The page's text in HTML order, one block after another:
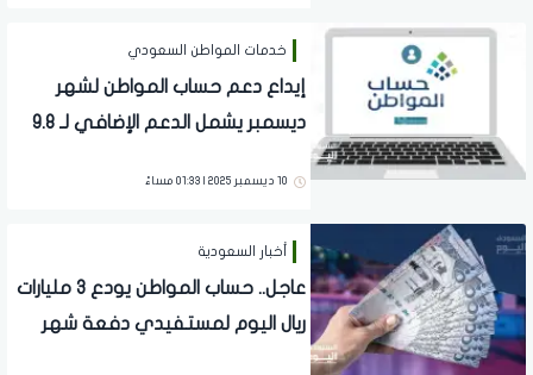
خدمات المواطن السعودي
إيداع دعم حساب المواطن لشهر
ديسمبر يشمل الدعم الإضافي لـ 9.8
10 ديسمبر 2025 | 01:33 مساءً
أخبار السعودية
عاجل.. حساب المواطن يودع 3 مليارات
ريال اليوم لمستفيدي دفعة شهر